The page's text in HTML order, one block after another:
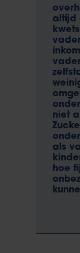
altijd
niet
als
hoe